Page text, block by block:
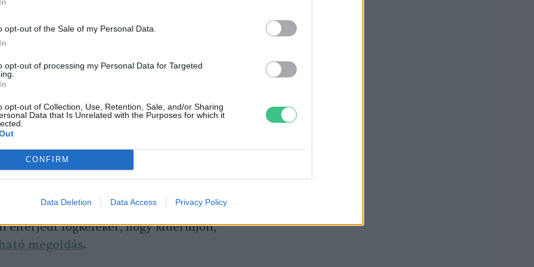
opt-out of the Sale of my Personal Data.
opt-out of processing my Personal Data for Targeted
opt-out of Collection, Use, Retention, Sale, and/or Sharing
Data that Is Unrelated with the Purposes for which it
CONFIRM
Data Deletion Data Access Privacy Policy
kell
érdeklődők számára nem újdonság az
LCA) fogalma. Ennek a
lábnyomának megállapításakor
a nyersanyagok bányászatától,
gyártásán át a szállításig, illetve a
2020-ban a Trinity
Fogászati Intézet ilyen módszerrel
elterjedt fogkeféket, hogy kiderüljön,
megoldás.